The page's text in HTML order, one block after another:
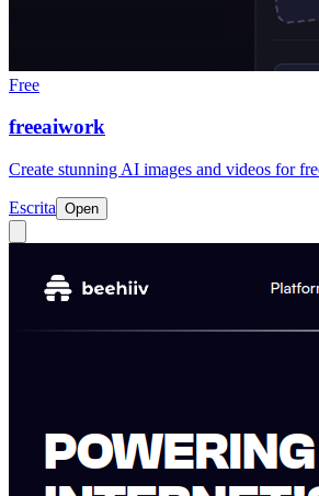
Free
freeaiwork
Create stunning AI images and videos for
Escrita Open